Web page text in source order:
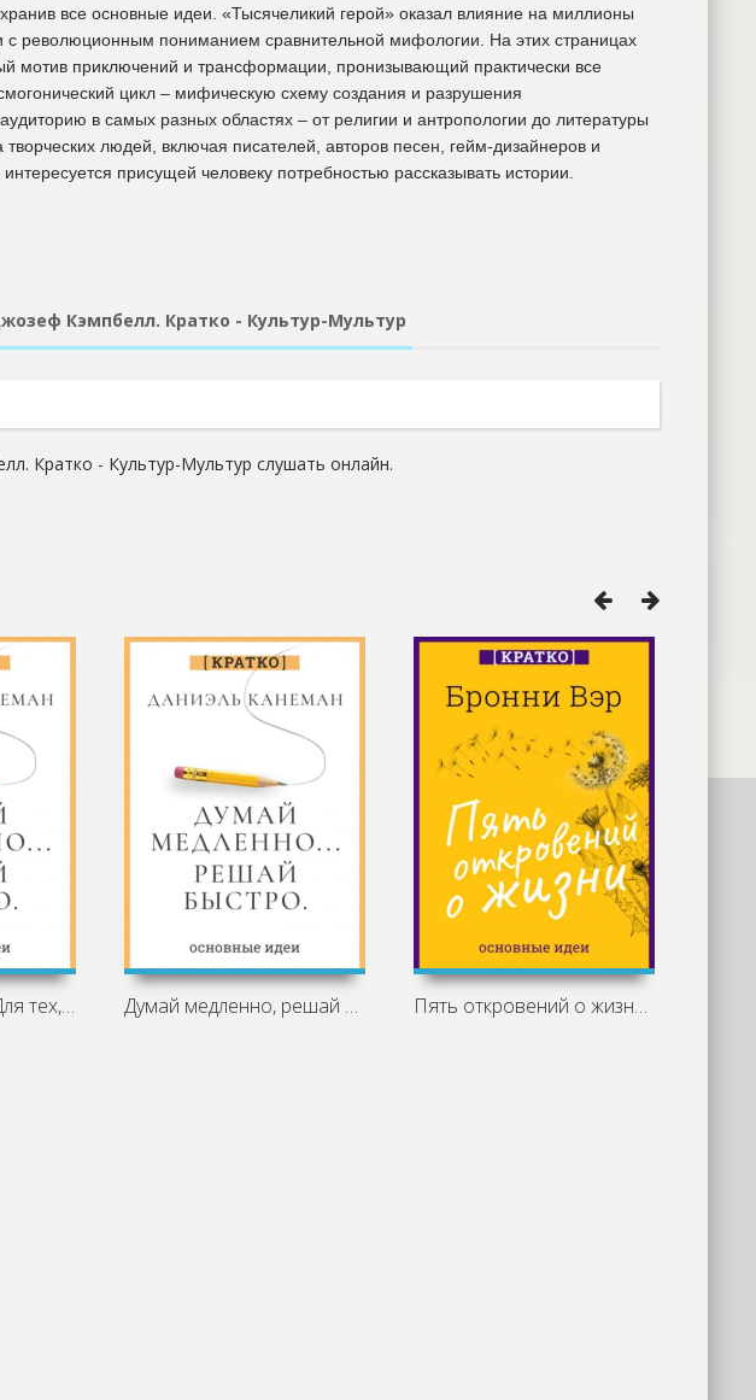
все основные идеи. «Тысячеликий герой» оказал влияние на миллионы
с революционным пониманием сравнительной мифологии. На этих страницах
мотив приключений и трансформации, пронизывающий практически все
цикл – мифическую схему создания и разрушения
в самых разных областях – от религии и антропологии до литературы
людей, включая писателей, авторов песен, гейм-дизайнеров и
присущей человеку потребностью рассказывать истории.
Кэмпбелл. Кратко - Культур-Мультур
Кратко - Культур-Мультур слушать онлайн.
Думай и богатей. Для тех, кто ценит Думай медленно, решай быстро. Даниэль Пять откровений о жизни. Бронни Вэр.